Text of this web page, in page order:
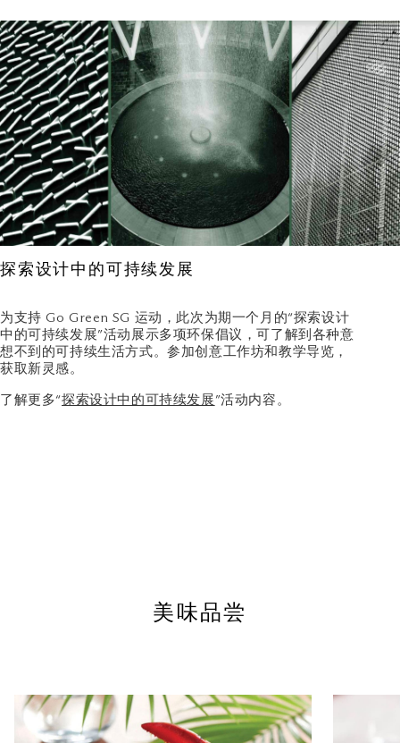
探索设计中的可持续发展
为支持 Go Green SG 运动，此次为期一个月的“探索设计
中的可持续发展”活动展示多项环保倡议，可了解到各种意
想不到的可持续生活方式。参加创意工作坊和教学导览，
获取新灵感。
了解更多“探索设计中的可持续发展 ”活动内容。
美味品尝